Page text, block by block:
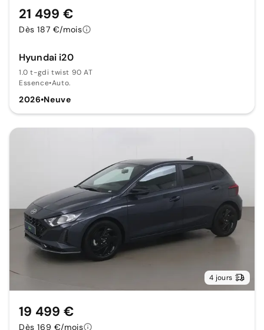
Hyundai i20
1.0 t-gdi twist 90 AT
Essence•Auto.
2026•Neuve
21 499 €
Dès 187 €/mois
4 jours
19 499 €
Dès 169 €/mois